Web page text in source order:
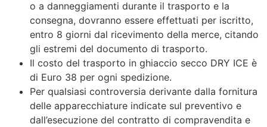
o a danneggiamenti durante il trasporto e la
consegna, dovranno essere effettuati per iscritto,
entro 8 giorni dal ricevimento della merce, citando
gli estremi del documento di trasporto.
Il costo del trasporto in ghiaccio secco DRY ICE è
di Euro 38 per ogni spedizione.
Per qualsiasi controversia derivante dalla fornitura
delle apparecchiature indicate sul preventivo e
dall’esecuzione del contratto di compravendita e